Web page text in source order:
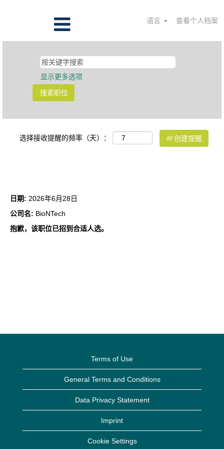
语言 查看个人档案
显示更多选项
选择接收提醒的频率（天）： 创建提醒
日期: 2026年6月28日
公司名: BioNTech
抱歉，该职位已招到合适人选。
Terms of Use
General Terms and Conditions
Data Privacy Statement
Imprint
Cookie Settings